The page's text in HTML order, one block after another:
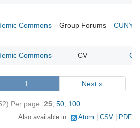
Commons Group Forums CUNY
Commons CV
1 Next »
Per page: 25 50 100
Also available in: Atom CSV PDF